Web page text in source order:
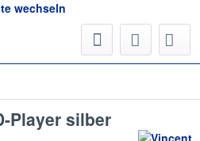
Player silber